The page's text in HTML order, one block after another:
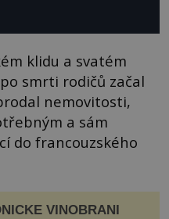
klidu a svatém
smrti rodičů začal
nemovitosti,
a sám
do francouzského
VINOBRANÍ